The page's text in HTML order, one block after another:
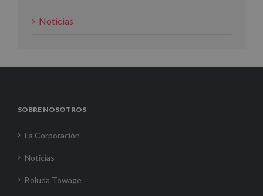
Noticias
SOBRE NOSOTROS
La Corporación
Noticias
Boluda Towage